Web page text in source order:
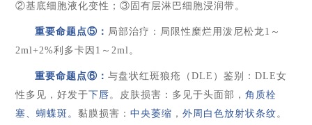
②基底细胞液化变性；③固有层淋巴细胞浸润带。
重要命题点⑤： 局部治疗：局限性糜烂用泼尼松龙1 ～
2ml+2%利多卡因 1 ～2ml。
重要命题点⑥：与盘状红斑狼疮 （DLE ）鉴别 ：DLE女
性多见，好发于下唇。 皮肤损害：多见于头面部 ，角质栓
塞、蝴蝶斑 。黏膜损害：中央萎缩 ，外周白色放射状条纹。